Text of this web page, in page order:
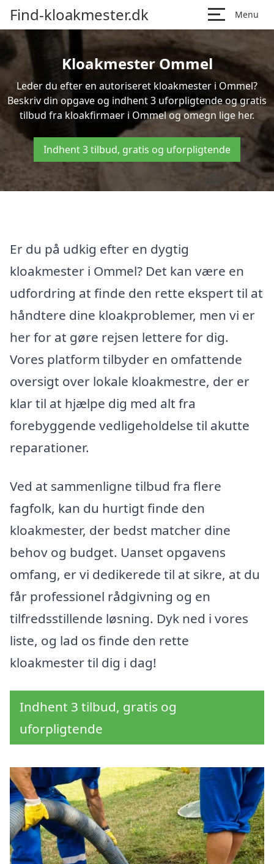
Find-kloakmester.dk Menu
Kloakmester Ommel
Leder du efter en autoriseret kloakmester i Ommel?
Beskriv din opgave og indhent 3 uforpligtende og gratis
tilbud fra kloakfirmaer i Ommel og omegn lige her.
Indhent 3 tilbud, gratis og uforpligtende
Er du på udkig efter en dygtig
kloakmester i Ommel? Det kan være en
udfordring at finde den rette ekspert til at
håndtere dine kloakproblemer, men vi er
her for at gøre rejsen lettere for dig.
Vores platform tilbyder en omfattende
oversigt over lokale kloakmestre, der er
klar til at hjælpe dig med alt fra
forebyggende vedligeholdelse til akutte
reparationer.
Ved at sammenligne tilbud fra flere
fagfolk, kan du hurtigt finde den
kloakmester, der bedst matcher dine
behov og budget. Uanset opgavens
omfang, er vi dedikerede til at sikre, at du
får professionel rådgivning og en
tilfredsstillende løsning. Dyk ned i vores
liste, og lad os finde den rette
kloakmester til dig i dag!
Indhent 3 tilbud, gratis og
uforpligtende